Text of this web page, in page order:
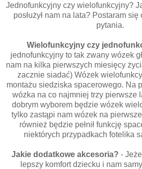
Jednofunkcyjny czy wielofunkcyjny?
posłużył nam na lata? Postaram
pytania.
Wielofunkcyjny czy
jednofunkcyjny to tak zwany wózek
nam na kilka pierwszych miesięcy
zacznie siadać) Wózek
montażu siedziska spacerowego. Na
wózka na co najmniej trzy pierwsze
dobrym wyborem będzie wózek
tylko zastąpi nam wózek na
również będzie pełnił funkcję
niektórych przypadkach fotelika
Jakie dodatkowe akcesoria? -
lepszy komfort dziecku i nam